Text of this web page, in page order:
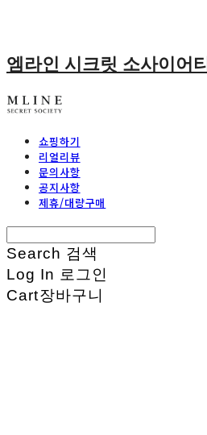
엠라인 시크릿 소사이어티
쇼핑하기
리얼리뷰
문의사항
공지사항
제휴/대량구매
Search 검색
Log In 로그인
Cart장바구니